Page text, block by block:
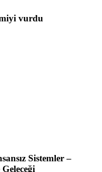
vurdu
Sistemler –